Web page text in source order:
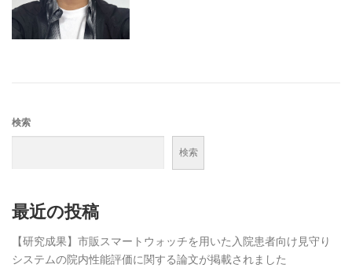
検索
検索
最近の投稿
【研究成果】市販スマートウォッチを用いた入院患者向け見守り
システムの院内性能評価に関する論文が掲載されました